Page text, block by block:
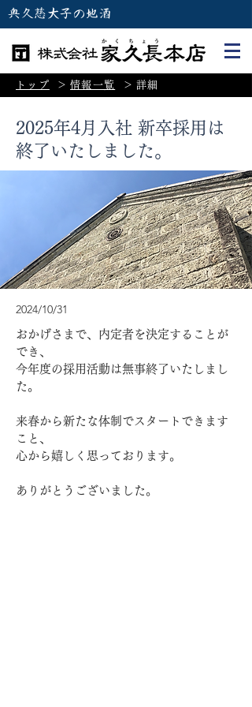
奥久慈大子の地酒
トップ ＞ 情報一覧 ＞ 詳細
2025年4月入社 新卒採用は
終了いたしました。
2024/10/31
おかげさまで、内定者を決定することが
でき、
今年度の採用活動は無事終了いたしまし
た。
来春から新たな体制でスタートできます
こと、
心から嬉しく思っております。
ありがとうございました。